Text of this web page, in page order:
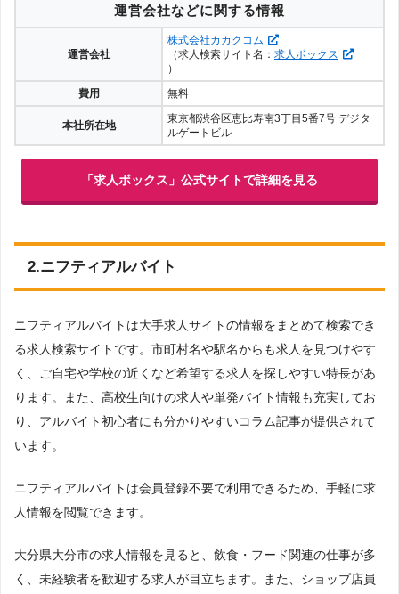
運営会社などに関する情報
運営会社
株式会社カカクコム
（求人検索サイト名： 求人ボックス
）
費用
無料
本社所在地
東京都渋谷区恵比寿南3丁目5番7号 デジタ
ルゲートビル
「求人ボックス」公式サイトで詳細を見る
2.ニフティアルバイト
ニフティアルバイトは大手求人サイトの情報をまとめて検索でき
る求人検索サイトです。市町村名や駅名からも求人を見つけやす
く、ご自宅や学校の近くなど希望する求人を探しやすい特長があ
ります。また、高校生向けの求人や単発バイト情報も充実してお
り、アルバイト初心者にも分かりやすいコラム記事が提供されて
います。
ニフティアルバイトは会員登録不要で利用できるため、手軽に求
人情報を閲覧できます。
大分県大分市の求人情報を見ると、飲食・フード関連の仕事が多
く、未経験者を歓迎する求人が目立ちます。また、ショップ店員